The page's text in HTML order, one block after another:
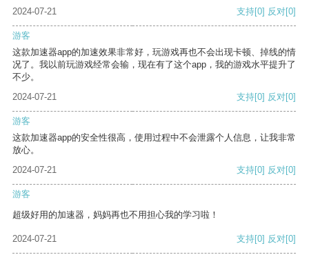
2024-07-21 支持[0] 反对[0]
游客
这款加速器app的加速效果非常好，玩游戏再也不会出现卡顿、掉线的情
况了。我以前玩游戏经常会输，现在有了这个app，我的游戏水平提升了
不少。
2024-07-21
支持[0] 反对[0]
游客
这款加速器app的安全性很高，使用过程中不会泄露个人信息，让我非常
放心。
2024-07-21
支持[0] 反对[0]
游客
超级好用的加速器，妈妈再也不用担心我的学习啦！
2024-07-21 支持[0] 反对[0]